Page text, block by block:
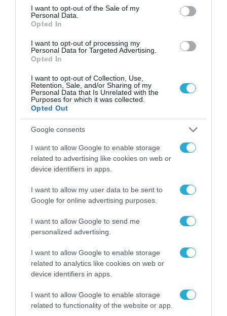
consent section.
I want to opt-out of the Sale of my
Personal Data.
Opted In
I want to opt-out of processing my
Personal Data for Targeted Advertising.
Opted In
I want to opt-out of Collection, Use,
Retention, Sale, and/or Sharing of my
Personal Data that Is Unrelated with the
Purposes for which it was collected.
Opted Out
Google consents
I want to allow Google to enable storage
related to advertising like cookies on web or
device identifiers in apps.
I want to allow my user data to be sent to
Google for online advertising purposes.
I want to allow Google to send me
personalized advertising.
I want to allow Google to enable storage
related to analytics like cookies on web or
device identifiers in apps.
I want to allow Google to enable storage
related to functionality of the website or app.
των παιδιών στο
διαδίκτυο
ΑΑΔΕ: Διευκρινίσεις
παραβάσεις που
αφορούν τους ΦΗΜ
31.07.2026
Σ. Καλαφάτης: «Η
Τεχνητή Νοημοσύνη
δεν είναι απλώς μια
νέα τεχνολογία, είναι
μια νέα βιομηχανική
επανάσταση»
για τη χρηματοδότηση
των ελληνικών
επιχειρήσεων στον
Η πιο ταξιδιάρικη
καλοκαιριού έχει την
υπογραφή της Xiaomi
31.07.2026
ΟΛΗ Η ΡΟΗ ΕΙΔΗΣΕΩΝ